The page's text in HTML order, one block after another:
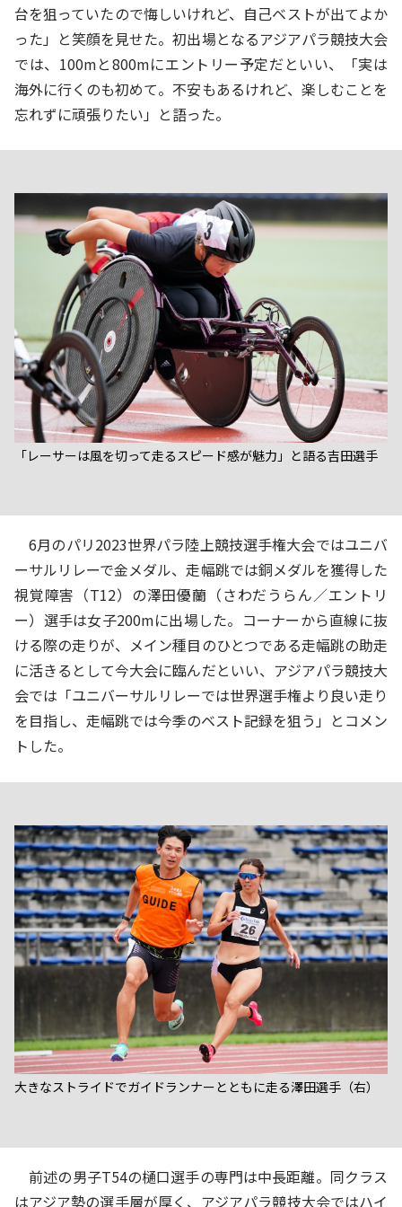
台を狙っていたので悔しいけれど、自己ベストが出てよか
った」と笑顔を見せた。初出場となるアジアパラ競技大会
では、100mと800mにエントリー予定だといい、「実は
海外に行くのも初めて。不安もあるけれど、楽しむことを
忘れずに頑張りたい」と語った。
「レーサーは風を切って走るスピード感が魅力」と語る吉田選手
6月のパリ2023世界パラ陸上競技選手権大会ではユニバ
ーサルリレーで金メダル、走幅跳では銅メダルを獲得した
視覚障害（T12）の澤田優蘭（さわだうらん／エントリ
ー）選手は女子200mに出場した。コーナーから直線に抜
ける際の走りが、メイン種目のひとつである走幅跳の助走
に活きるとして今大会に臨んだといい、アジアパラ競技大
会では「ユニバーサルリレーでは世界選手権より良い走り
を目指し、走幅跳では今季のベスト記録を狙う」とコメン
トした。
大きなストライドでガイドランナーとともに走る澤田選手（右）
前述の男子T54の樋口選手の専門は中長距離。同クラス
はアジア勢の選手層が厚く、アジアパラ競技大会ではハイ